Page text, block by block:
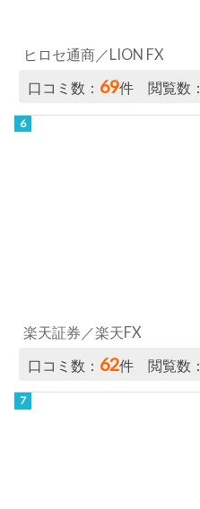
ヒロセ通商／LION FX
口コミ数： 69件 閲覧数：